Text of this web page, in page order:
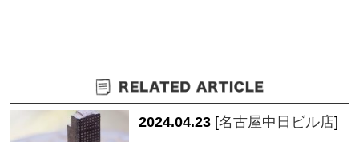
2024.04.23 [名古屋中日ビル店]